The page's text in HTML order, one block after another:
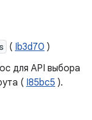
( Ib3d70 )
для API выбора
( I85bc5 ).